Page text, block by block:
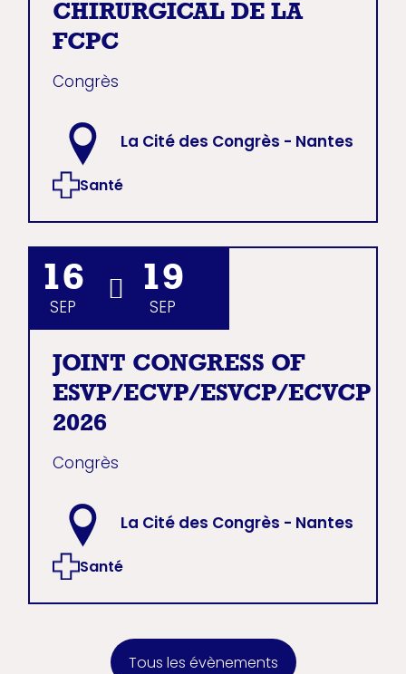
CHIRURGICAL DE LA
FCPC
Congrès
La Cité des Congrès - Nantes
Santé
19
SEP
16
SEP
JOINT CONGRESS OF
ESVP/ECVP/ESVCP/ECVCP
2026
Congrès
La Cité des Congrès - Nantes
Santé
Tous les évènements